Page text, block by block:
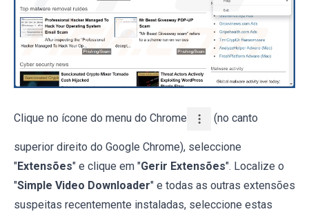
Clique no ícone do menu do Chrome (no canto
superior direito do Google Chrome), seleccione
"Extensões" e clique em "Gerir Extensões". Localize o
"Simple Video Downloader" e todas as outras extensões
suspeitas recentemente instaladas, seleccione estas